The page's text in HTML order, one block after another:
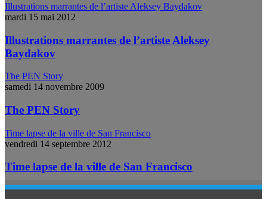
Illustrations marrantes de l’artiste Aleksey Baydakov
mardi 15 mai 2012
Illustrations marrantes de l’artiste Aleksey
Baydakov
The PEN Story
samedi 14 novembre 2009
The PEN Story
Time lapse de la ville de San Francisco
vendredi 14 septembre 2012
Time lapse de la ville de San Francisco